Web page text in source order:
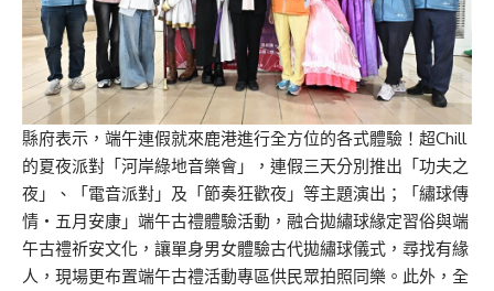
縣府表示，端午連假就來鹿港進行全方位的各式體驗！超Chill
的夏夜派對「河岸綠地音樂會」，連假三天分別推出「功夫之
夜」、「電音派對」及「節奏狂歡夜」等主題演出；「繡球傳
情‧五月安康」端午古禮體驗活動，融合拋繡球緣定習俗與端
午古禮祈安文化，讓單身男女體驗古代拋繡球儀式，尋找有緣
人，現場更布置端午古禮活動專區供民眾拍照同樂。此外，全